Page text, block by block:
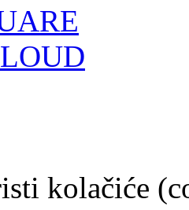
kolačiće